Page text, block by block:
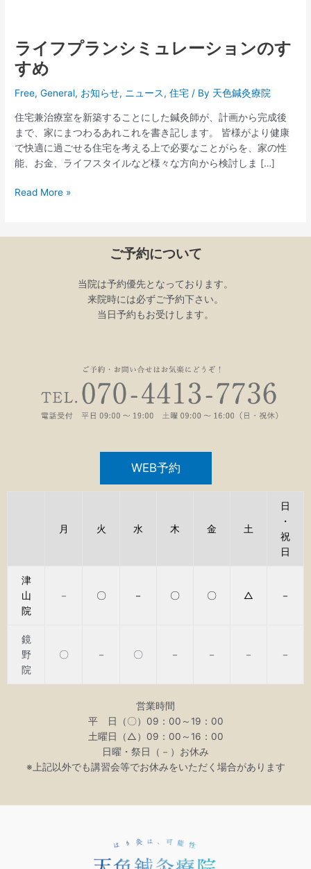
ライフプランシミュレーションのす
すめ
Free,General, お知らせ, ニュース,住宅 / By 天色鍼灸療院
住宅兼治療室を新築することにした鍼灸師が、計画から完成後
まで、家にまつわるあれこれを書き記します。 皆様がより健康
で快適に過ごせる住宅を考える上で必要なことがらを、家の性
能、お金、ライフスタイルなど様々な方向から検討しま […]
ラ
イ
フ
プ
ン
シ
ミ
ュ
ー
Read More »
ご予約について
当院は予約優先となっております。
来院時には必ずご予約下さい。
当日予約もお受けします。
WEB予約
月 火 水 木 金 土
日
・
祝
日
津
山
院
－ 〇 － 〇 〇 △ －
鏡
野
院
〇 － 〇 － － － －
営業時間
平 日（〇）09：00～19：00
土曜日（△）09：00～16：00
日曜・祭日（－）お休み
※上記以外でも講習会等でお休みをいただく場合があります